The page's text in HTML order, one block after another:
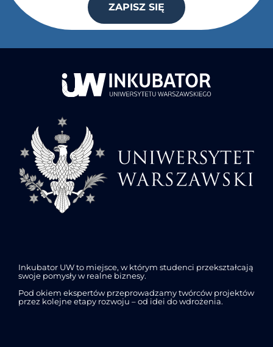
ZAPISZ SIĘ
Inkubator UW to miejsce, w którym studenci przekształcają
swoje pomysły w realne biznesy.
Pod okiem ekspertów przeprowadzamy twórców projektów
przez kolejne etapy rozwoju – od idei do wdrożenia.